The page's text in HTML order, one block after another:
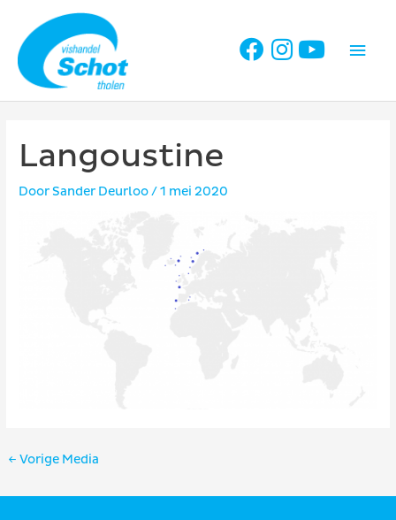
inhoud
Langoustine
DoorSander Deurloo/1 mei 2020
Bericht
← Vorige Media